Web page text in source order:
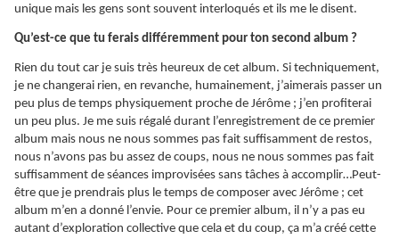
unique mais les gens sont souvent interloqués et ils me le disent.
Qu’est-ce que tu ferais différemment pour ton second album ?
Rien du tout car je suis très heureux de cet album. Si techniquement,
je ne changerai rien, en revanche, humainement, j’aimerais passer un
peu plus de temps physiquement proche de Jérôme ; j’en profiterai
un peu plus. Je me suis régalé durant l’enregistrement de ce premier
album mais nous ne nous sommes pas fait suffisamment de restos,
nous n’avons pas bu assez de coups, nous ne nous sommes pas fait
suffisamment de séances improvisées sans tâches à accomplir…Peut-
être que je prendrais plus le temps de composer avec Jérôme ; cet
album m’en a donné l’envie. Pour ce premier album, il n’y a pas eu
autant d’exploration collective que cela et du coup, ça m’a créé cette